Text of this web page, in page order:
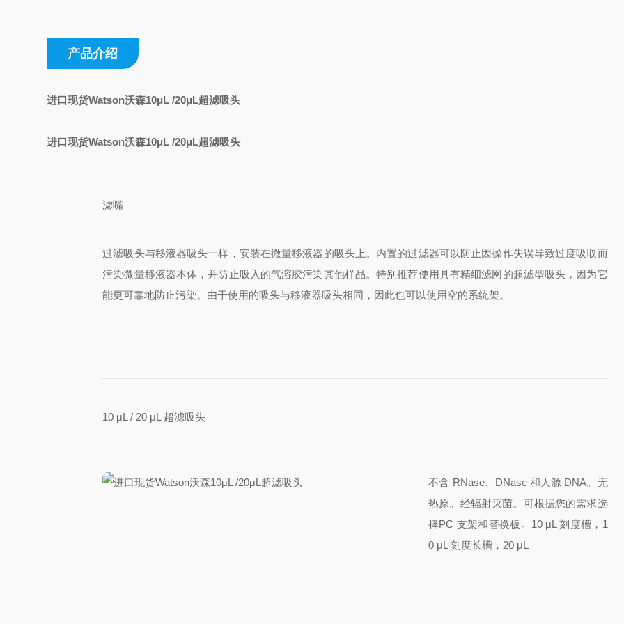
产品介绍
进口现货Watson沃森10μL /20μL超滤吸头
进口现货Watson沃森10μL /20μL超滤吸头
滤嘴
过滤吸头与移液器吸头一样，安装在微量移液器的吸头上。内置的过滤器可以防止因操作失误导致过度吸取而
污染微量移液器本体，并防止吸入的气溶胶污染其他样品。特别推荐使用具有精细滤网的超滤型吸头，因为它
能更可靠地防止污染。由于使用的吸头与移液器吸头相同，因此也可以使用空的系统架。
10 μL / 20 μL 超滤吸头
不含 RNase、DNase 和人源 DNA。 无
热原。经辐射灭菌。可根据您的需求选
择PC 支架和替换板 。10 μL 刻度槽 ，1
0 μL 刻度长槽 ，20 μL